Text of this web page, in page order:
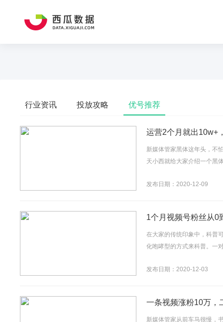
行业资讯 投放攻略 优号推荐
运营2个月就出10w+
新媒体管家黑体这年头，不
天小西就给大家介绍一个黑
发布日期：2020-12-09
1个月视频号粉丝从0
在大家的传统印象中，科普
化咆哮型的方式来科普。一
发布日期：2020-12-03
一条视频涨粉10万，
新媒体管家从前车马很慢，